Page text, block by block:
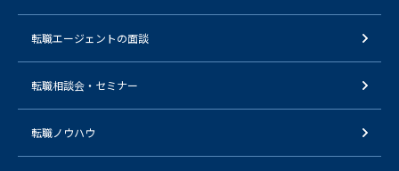
転職エージェントの面談
転職相談会・セミナー
転職ノウハウ